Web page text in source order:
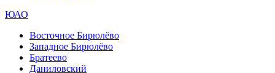
ЮАО
Восточное Бирюлёво
Западное Бирюлёво
Братеево
Даниловский